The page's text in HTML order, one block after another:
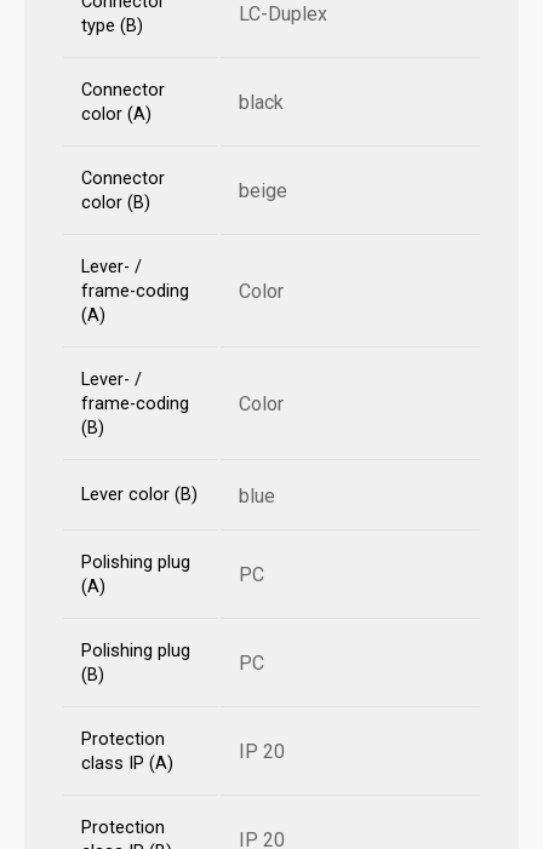
type (B)
LC-Duplex
Connector
color (A)
black
Connector
color (B)
beige
Lever- /
frame-coding
(A)
Color
Lever- /
frame-coding
(B)
Color
Lever color (B) blue
Polishing plug
(A)
PC
Polishing plug
(B)
PC
Protection
class IP (A)
IP 20
Protection
IP 20